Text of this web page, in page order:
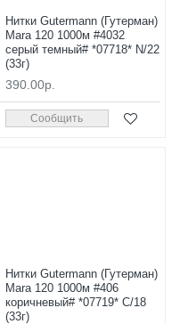
Нитки Gutermann (Гутерман)
Mara 120 1000м #4032
серый темный# *07718* N/22
(33г)
390.00р.
Сообщить
Нитки Gutermann (Гутерман)
Mara 120 1000м #406
коричневый# *07719* C/18
(33г)